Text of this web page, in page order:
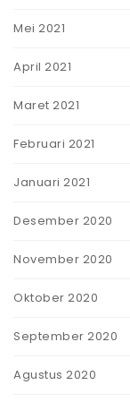
Mei 2021
April 2021
Maret 2021
Februari 2021
Januari 2021
Desember 2020
November 2020
Oktober 2020
September 2020
Agustus 2020